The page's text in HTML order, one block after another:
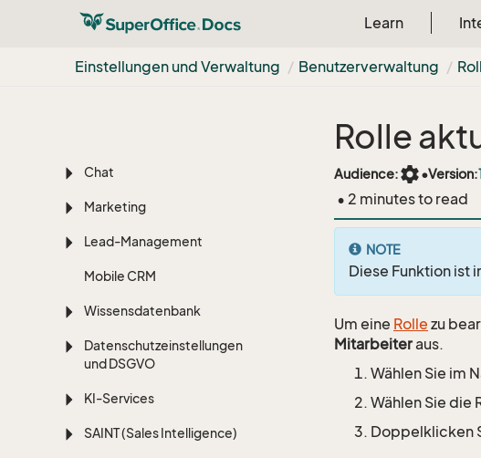
Learn
Einstellungen und Verwaltung Benutzerverwaltung
Projekt
Chat
Marketing
Lead-Management
Mobile CRM
Wissensdatenbank
Datenschutzeinstellungen
und DSGVO
KI-Services
SAINT (Sales Intelligence)
Rolle
Audience:settings•Version:
• 2 minutes to read
NOTE
Diese Funktion ist
Um eine Rolle zu
Mitarbeiteraus.
Wählen Sie im
Wählen Sie die
Doppelklicken